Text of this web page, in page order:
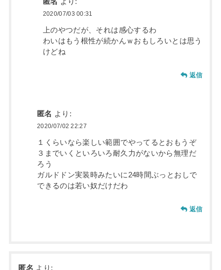
2020/07/03 00:31
上のやつだが、それは感心するわ
わいはもう根性が続かんｗおもしろいとは思う
けどね
返信
匿名 より:
2020/07/02 22:27
１くらいなら楽しい範囲でやってるとおもうぞ
３までいくといろいろ耐久力がないから無理だ
ろう
ガルドドン実装時みたいに24時間ぶっとおしで
できるのは若い奴だけだわ
返信
匿名 より: